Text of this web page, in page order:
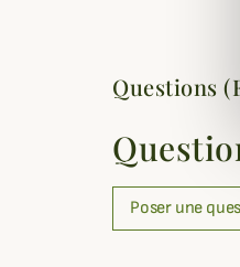
Questions
Poser une